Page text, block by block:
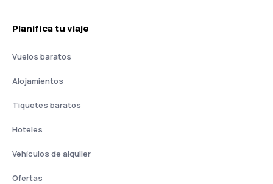
Planifica tu viaje
Vuelos baratos
Alojamientos
Tiquetes baratos
Hoteles
Vehículos de alquiler
Ofertas